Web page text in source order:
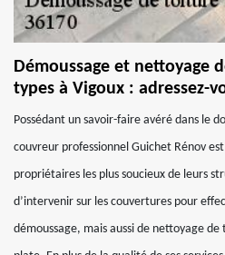
Démoussage et nettoyage
types à Vigoux : adressez-
Possédant un savoir-faire avéré dans le
couvreur professionnel Guichet Rénov
propriétaires les plus soucieux de leurs
d’intervenir sur les couvertures pour
démoussage, mais aussi de nettoyage